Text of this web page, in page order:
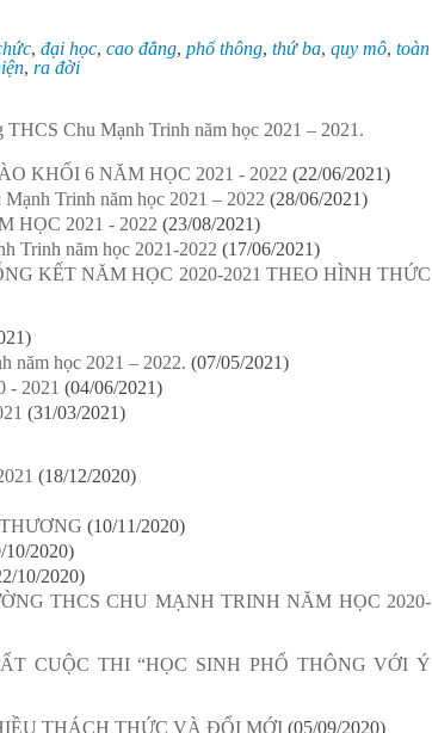
, đại học, cao đẳng, phổ thông, thứ ba, quy mô, toàn
, ra đời
Chu Mạnh Trinh năm học 2021 – 2021.
KHỐI 6 NĂM HỌC 2021 - 2022 (22/06/2021)
Trinh năm học 2021 – 2022 (28/06/2021)
HỌC 2021 - 2022 (23/08/2021)
Trinh năm học 2021-2022 (17/06/2021)
KẾT NĂM HỌC 2020-2021 THEO HÌNH THỨC
năm học 2021 – 2022. (07/05/2021)
- 2021 (04/06/2021)
(31/03/2021)
(18/12/2020)
(10/11/2020)
10/2020)
10/2020)
THCS CHU MẠNH TRINH NĂM HỌC 2020-
CUỘC THI “HỌC SINH PHỔ THÔNG VỚI Ý
THÁCH THỨC VÀ ĐỔI MỚI (05/09/2020)